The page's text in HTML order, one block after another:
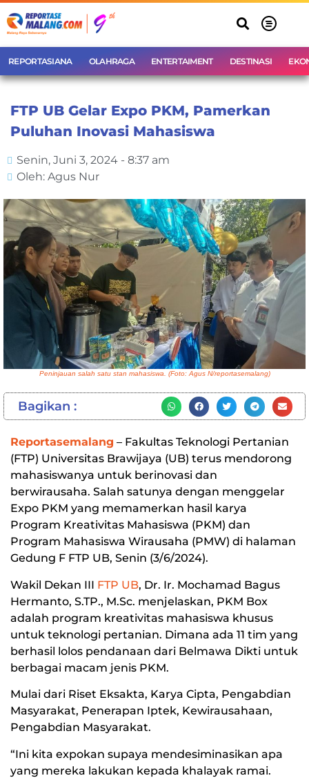
REPORTASIANA OLAHRAGA ENTERTAIMENT DESTINASI
FTP UB Gelar Expo PKM, Pamerkan
Puluhan Inovasi Mahasiswa
Senin, Juni 3, 2024 - 8:37 am
Oleh: Agus Nur
Peninjauan salah satu stan mahasiswa. (Foto: Agus N/reportasemalang)
Bagikan :
Reportasemalang – Fakultas Teknologi Pertanian
(FTP) Universitas Brawijaya (UB) terus mendorong
mahasiswanya untuk berinovasi dan
berwirausaha. Salah satunya dengan menggelar
Expo PKM yang memamerkan hasil karya
Program Kreativitas Mahasiswa (PKM) dan
Program Mahasiswa Wirausaha (PMW) di halaman
Gedung F FTP UB, Senin (3/6/2024).
Wakil Dekan III FTP UB, Dr. Ir. Mochamad Bagus
Hermanto, S.TP., M.Sc. menjelaskan, PKM Box
adalah program kreativitas mahasiswa khusus
untuk teknologi pertanian. Dimana ada 11 tim yang
berhasil lolos pendanaan dari Belmawa Dikti untuk
berbagai macam jenis PKM.
Mulai dari Riset Eksakta, Karya Cipta, Pengabdian
Masyarakat, Penerapan Iptek, Kewirausahaan,
Pengabdian Masyarakat.
“Ini kita expokan supaya mendesiminasikan apa
yang mereka lakukan kepada khalayak ramai.